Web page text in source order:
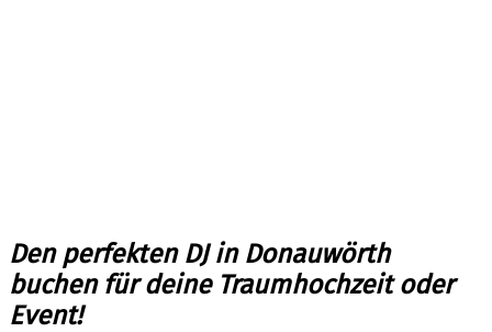
Den perfekten DJ in Donauwörth
buchen für deine Traumhochzeit oder
Event!